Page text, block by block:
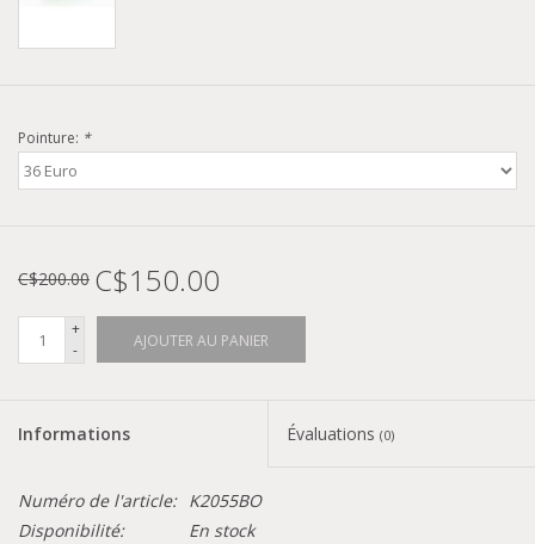
Pointure: *
C$200.00 C$150.00
+
-
AJOUTER AU PANIER
Informations Évaluations (0)
Numéro de l'article: K2055BO
Disponibilité:
En stock